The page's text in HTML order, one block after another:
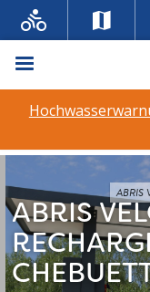
Menü
ABRIS
ABRIS